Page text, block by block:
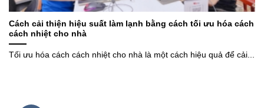
Cách cải thiện hiệu suất làm lạnh bằng cách tối ưu hóa cách
cách nhiệt cho nhà
Tối ưu hóa cách cách nhiệt cho nhà là một cách hiệu quả để cải...